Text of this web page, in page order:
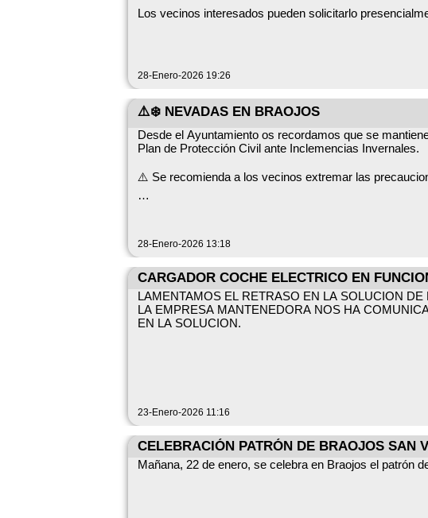
🏠 En las escuelas de Braojos
🌦️ Si el tiempo lo permite cuando terminemos
🎭 ¡Animaos a participar!🎶🥳
Los vecinos interesados pueden solicitarlo
28-Enero-2026 19:26
⚠️❄️ NEVADAS EN BRAOJOS
Desde el Ayuntamiento os recordamos que se
Plan de Protección Civil ante Inclemencias Invernales.
⚠️ Se recomienda a los vecinos extremar las
En nombre de toda la Corporación, agradecemos a
📩 Ante cualquier incidencia, estamos disponibles
teléfono.
28-Enero-2026 13:18
CARGADOR COCHE ELECTRICO EN
LAMENTAMOS EL RETRASO EN LA SOLUCION
LA EMPRESA MANTENEDORA NOS HA
EN LA SOLUCION.
23-Enero-2026 11:16
CELEBRACIÓN PATRÓN DE BRAOJOS SAN
Mañana, 22 de enero, se celebra en Braojos el patrón